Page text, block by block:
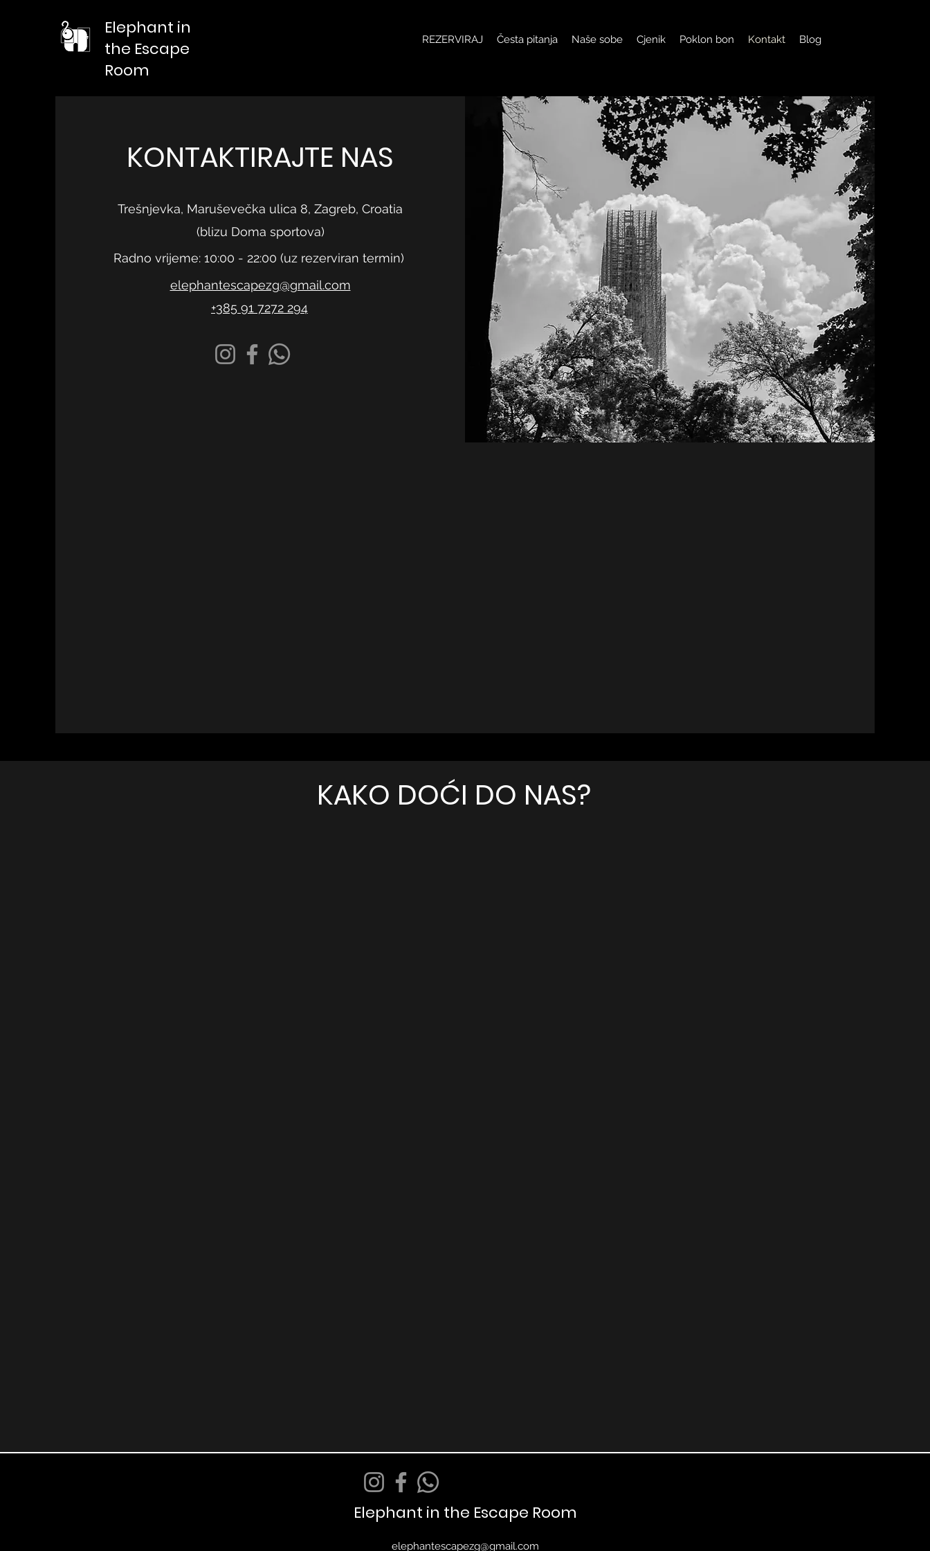
Elephant in
the Escape
Room
REZERVIRAJ Česta pitanja Naše sobe Cjenik Poklon bon Kontakt Blog
KONTAKTIRAJTE NAS
Trešnjevka, Maruševečka ulica 8, Zagreb, Croatia
​(blizu Doma sportova)
Radno vrijeme: 10:00 - 22:00 (uz rezerviran termin)
elephantescapezg@gmail.com
+385 91 7272 294
KAKO DOĆI DO NAS?
Elephant in the Escape Room
elephantescapezg@gmail.com